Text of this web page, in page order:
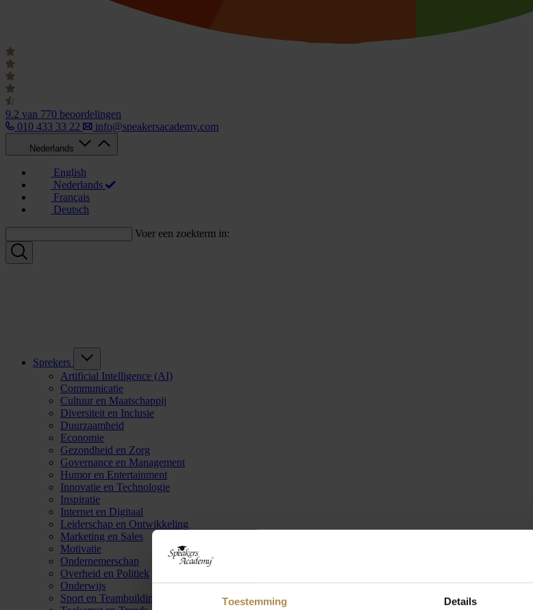
Toestemming Details
9.2 van 770 beoordelingen
010 433 33 22
info@speakersacademy.com
Nederlands
English
Nederlands
Français
Deutsch
Voer een zoekterm in:
Sprekers
Artificial Intelligence (AI)
Communicatie
Cultuur en Maatschappij
Diversiteit en Inclusie
Duurzaamheid
Economie
Gezondheid en Zorg
Governance en Management
Humor en Entertainment
Innovatie en Technologie
Inspiratie
Internet en Digitaal
Leiderschap en Ontwikkeling
Marketing en Sales
Motivatie
Ondernemerschap
Overheid en Politiek
Onderwijs
Sport en Teambuilding